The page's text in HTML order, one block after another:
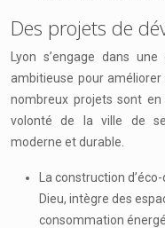
Des projets de
Lyon s’engage dans
ambitieuse pour
nombreux projets sont
volonté de la ville de
moderne et durable.
La construction
Dieu, intègre des
consommation